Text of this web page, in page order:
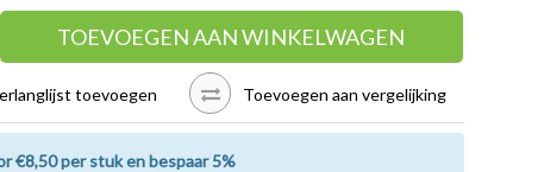
TOEVOEGEN AAN WINKELWAGEN
toevoegen Toevoegen aan vergelijking
€8,50 per stuk en bespaar 5%